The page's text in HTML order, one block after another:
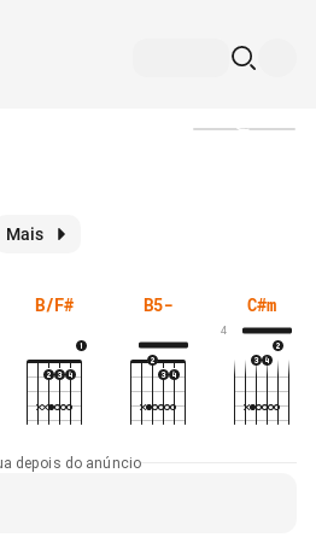
Mais
B/F# B5- C#m
4
depois do anúncio